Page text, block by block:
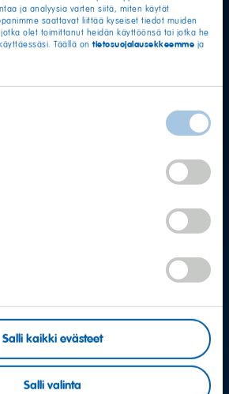
ja analyysia varten siitä, miten käytät
saattavat liittää kyseiset tiedot muiden
olet toimittanut heidän käyttöönsä tai jotka he
Täällä on tietosuojalausekkeemme ja
Salli kaikki evästeet
Salli valinta